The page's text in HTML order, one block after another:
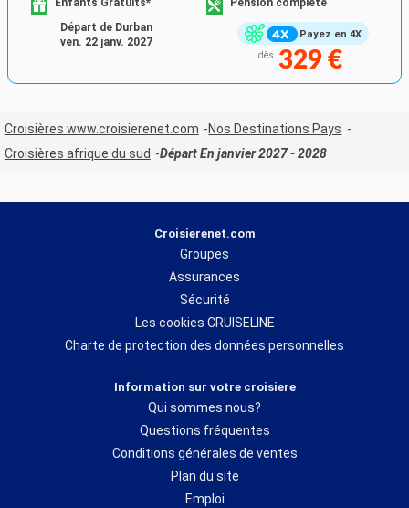
Payez en 4X
Enfants Gratuits*
Pension complète
dès 329 €
Départ de Durban
ven. 22 janv. 2027
Croisières www.croisierenet.com
Nos Destinations Pays
Croisières afrique du sud
Départ En janvier 2027 - 2028
Croisierenet.com
Groupes
Assurances
Sécurité
Les cookies CRUISELINE
Charte de protection des données personnelles
Information sur votre croisiere
Qui sommes nous?
Questions fréquentes
Conditions générales de ventes
Plan du site
Emploi